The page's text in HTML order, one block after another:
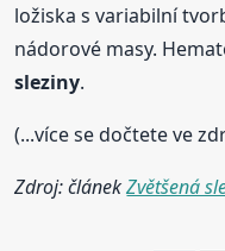
ložiska s variabilní
nádorové masy.
sleziny.
(...více se dočtete ve
Zdroj: článekZvětšená